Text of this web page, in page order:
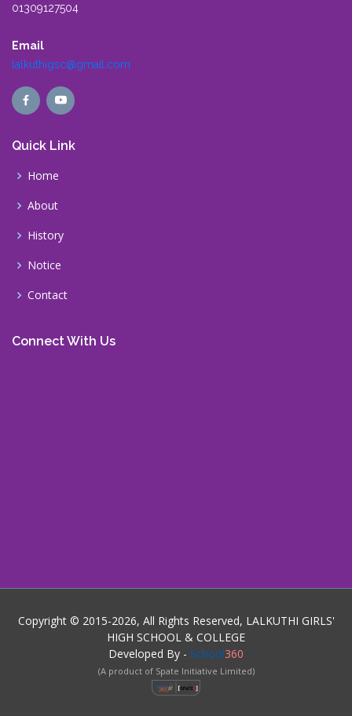
01309127504
Email
lalkuthigsc@gmail.com
Quick Link
Home
About
History
Notice
Contact
Connect With Us
Copyright © 2015-2026, All Rights Reserved, LALKUTHI GIRLS'
HIGH SCHOOL & COLLEGE
Developed By - School360
(A product of Spate Initiative Limited)